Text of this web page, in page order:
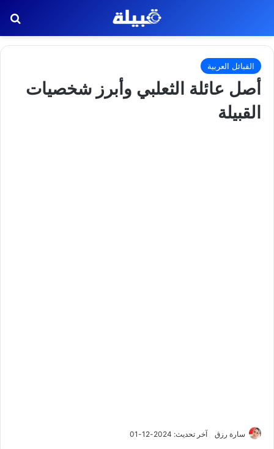
القبائل العربية
أصل عائلة الثعلبي وأبرز شخصيات
القبيلة
سارة رزق آخر تحديث: 2024-12-01